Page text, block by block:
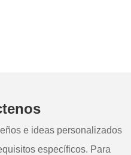
e ideas personalizados
específicos. Para